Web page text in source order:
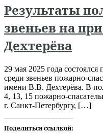
Результаты
звеньев на
Дехтерёва
29 мая 2025 года
среди звеньев пожарно-
имени В.В. Дехтерёва. В
4, 13, 15 пожарно-
г. Санкт-Петербургу, […]
Поделиться ссылкой: